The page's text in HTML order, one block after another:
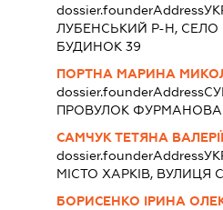
dossier.founderAddress
ЛУБЕНСЬКИЙ Р-Н,
БУДИНОК 39
ПОРТНА МАРИНА
dossier.founderAddress
ПРОВУЛОК ФУРМАНОВА
САМЧУК ТЕТЯНА
dossier.founderAddress
МІСТО ХАРКІВ, ВУЛИЦЯ
БОРИСЕНКО ІРИНА